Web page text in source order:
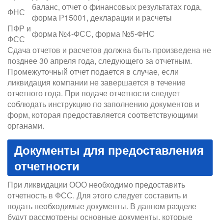
ФНС
баланс, отчет о финансовых результатах года,
форма Р15001, декларации и расчеты
ПФР и
ФСС
форма №4-ФСС, форма №5-ФНС
Сдача отчетов и расчетов должна быть произведена не
позднее 30 апреля года, следующего за отчетным.
Промежуточный отчет подается в случае, если
ликвидация компании не завершается в течение
отчетного года. При подаче отчетности следует
соблюдать инструкцию по заполнению документов и
форм, которая предоставляется соответствующими
органами.
Документы для предоставления
отчетности
При ликвидации ООО необходимо предоставить
отчетность в ФСС. Для этого следует составить и
подать необходимые документы. В данном разделе
будут рассмотрены основные документы, которые